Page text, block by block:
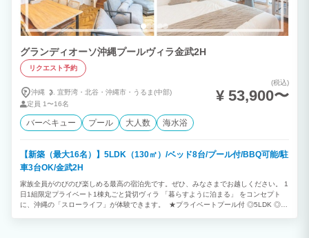
グランディオーソ沖縄プールヴィラ金武2H
リクエスト予約
沖縄 宜野湾・ 北谷・ 沖縄市・ うるま(中部)
定員 1〜16名
(税込)
¥ 53,900〜
バーベキュー プール 大人数 海水浴
【新築（最大16名）】5LDK（130㎡）/ベッド8台/プール付/BBQ可能/駐
車3台OK/金武2H
家族全員がのびのび楽しめる最高の宿泊先です。ぜひ、みなさまでお越しください。 1
日1組限定プライベート1棟丸ごと貸切ヴィラ 「暮らすように泊まる」 をコンセプト
に、沖縄の「スローライフ」が体験できます。 ★プライベートプール付 ◎5LDK ◎最